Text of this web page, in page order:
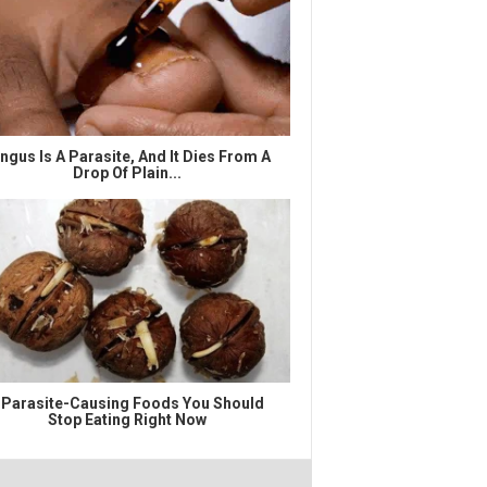
Is A Parasite, And It Dies From A
Drop Of Plain...
Causing Foods You Should
Stop Eating Right Now